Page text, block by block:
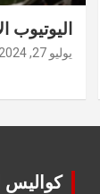
اليوتيوب
يوليو 27, 2024
كواليس